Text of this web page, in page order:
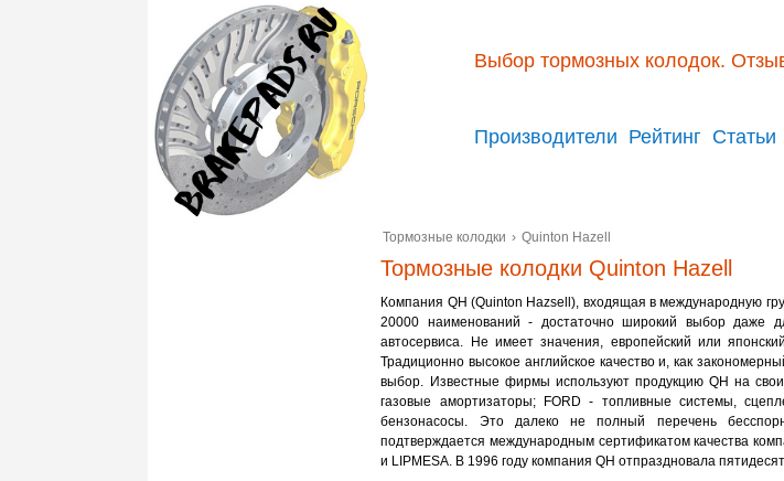
Выбор тормозных колодок.
Производители Рейтинг Статьи
Тормозные колодки › Quinton Hazell
Тормозные колодки Quinton Hazell
Компания QН (Quinton Hazsell), входящая в международную
20000 наименований - достаточно широкий выбор даже
автосервиса. Не имеет значения, европейский или
Традиционно высокое английское качество и, как
выбор. Известные фирмы используют продукцию QН на
газовые амортизаторы; FORD - топливные системы,
бензонасосы. Это далеко не полный перечень
подтверждается международным сертификатом качества
и LIPMESA. В 1996 году компания QН отпраздновала